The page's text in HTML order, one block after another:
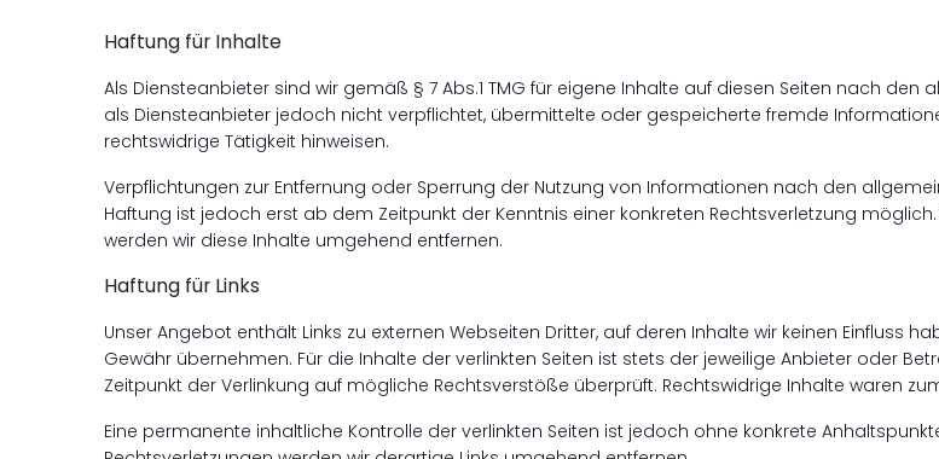
Haftung für Inhalte
Als Diensteanbieter sind wir gemäß § 7 Abs.1 TMG für eigene Inhalte auf diesen Seiten nach den
als Diensteanbieter jedoch nicht verpflichtet, übermittelte oder gespeicherte fremde
rechtswidrige Tätigkeit hinweisen.
Verpflichtungen zur Entfernung oder Sperrung der Nutzung von Informationen nach den
Haftung ist jedoch erst ab dem Zeitpunkt der Kenntnis einer konkreten Rechtsverletzung
werden wir diese Inhalte umgehend entfernen.
Haftung für Links
Unser Angebot enthält Links zu externen Webseiten Dritter, auf deren Inhalte wir keinen Einfluss
Gewähr übernehmen. Für die Inhalte der verlinkten Seiten ist stets der jeweilige Anbieter oder
Zeitpunkt der Verlinkung auf mögliche Rechtsverstöße überprüft. Rechtswidrige Inhalte waren
Eine permanente inhaltliche Kontrolle der verlinkten Seiten ist jedoch ohne konkrete